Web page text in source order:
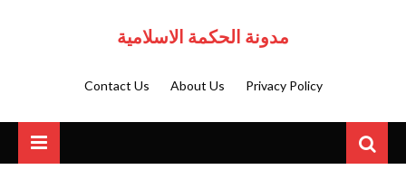
مدونة الحكمة الاسلامية
Privacy Policy
About Us
Contact Us